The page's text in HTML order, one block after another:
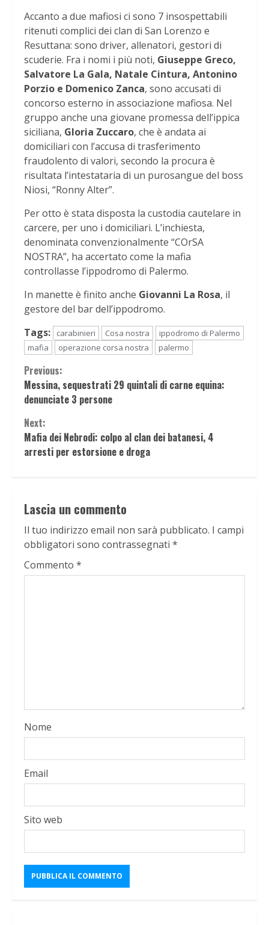
Accanto a due mafiosi ci sono 7 insospettabili
ritenuti complici dei clan di San Lorenzo e
Resuttana: sono driver, allenatori, gestori di
scuderie. Fra i nomi i più noti, Giuseppe Greco,
Salvatore La Gala, Natale Cintura, Antonino
Porzio e Domenico Zanca, sono accusati di
concorso esterno in associazione mafiosa. Nel
gruppo anche una giovane promessa dell’ippica
siciliana, Gloria Zuccaro, che è andata ai
domiciliari con l’accusa di trasferimento
fraudolento di valori, secondo la procura è
risultata l’intestataria di un purosangue del boss
Niosi, “Ronny Alter”.
Per otto è stata disposta la custodia cautelare in
carcere, per uno i domiciliari. L’inchiesta,
denominata convenzionalmente “COrSA
NOSTRA”, ha accertato come la mafia
controllasse l’ippodromo di Palermo.
In manette è finito anche Giovanni La Rosa, il
gestore del bar dell’ippodromo.
Tags:
carabinieri Cosa nostra
ippodromo di Palermo
mafia
operazione corsa nostra palermo
Continue
Reading
Previous:
Messina, sequestrati 29 quintali di carne equina:
denunciate 3 persone
Next:
Mafia dei Nebrodi: colpo al clan dei batanesi, 4
arresti per estorsione e droga
Lascia un commento
Il tuo indirizzo email non sarà pubblicato. I campi
obbligatori sono contrassegnati *
Commento *
Nome
Email
Sito web